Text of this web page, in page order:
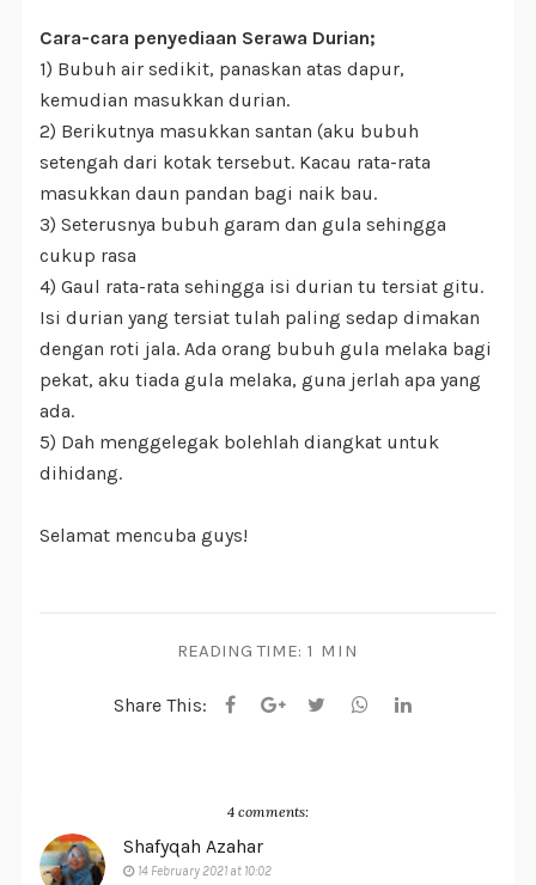
Cara-cara penyediaan Serawa Durian;
1) Bubuh air sedikit, panaskan atas dapur,
kemudian masukkan durian.
2) Berikutnya masukkan santan (aku bubuh
setengah dari kotak tersebut. Kacau rata-rata
masukkan daun pandan bagi naik bau.
3) Seterusnya bubuh garam dan gula sehingga
cukup rasa
4) Gaul rata-rata sehingga isi durian tu tersiat gitu.
Isi durian yang tersiat tulah paling sedap dimakan
dengan roti jala. Ada orang bubuh gula melaka bagi
pekat, aku tiada gula melaka, guna jerlah apa yang
ada.
5) Dah menggelegak bolehlah diangkat untuk
dihidang.
Selamat mencuba guys!
READING TIME: 1 MIN
Share This:
4 comments:
Shafyqah Azahar
14 February 2021 at 10:02